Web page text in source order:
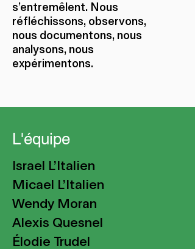
s’entremêlent. Nous
réfléchissons, observons,
nous documentons, nous
analysons, nous
expérimentons.
L'équipe
Israel L'Italien
Micael L'Italien
Wendy Moran
Alexis Quesnel
Élodie Trudel